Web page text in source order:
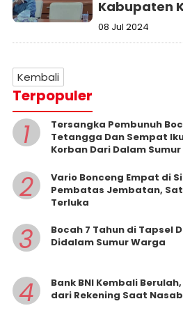
Kabupaten
Apresiasi
08 Jul 2024
Kembali
Terpopuler
1
Tersangka Pembunuh
Tetangga Dan Sempat
Korban Dari Dalam Sumur
2
Vario Bonceng Empat di
Pembatas Jembatan,
Terluka
3
Bocah 7 Tahun di Tapsel
Didalam Sumur Warga
4
Bank BNI Kembali
dari Rekening Saat